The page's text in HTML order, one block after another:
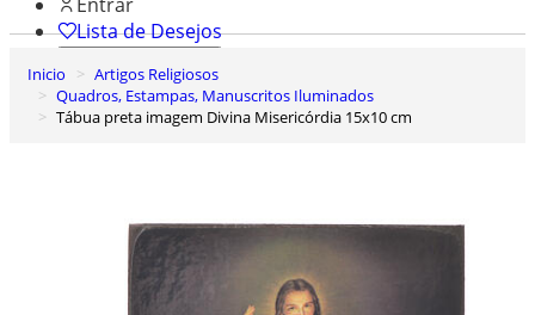
Lista de Desejos
0
Carrinho de Compras
Inicio
Artigos Religiosos
Quadros, Estampas, Manuscritos Iluminados
Tábua preta imagem Divina Misericórdia 15x10 cm